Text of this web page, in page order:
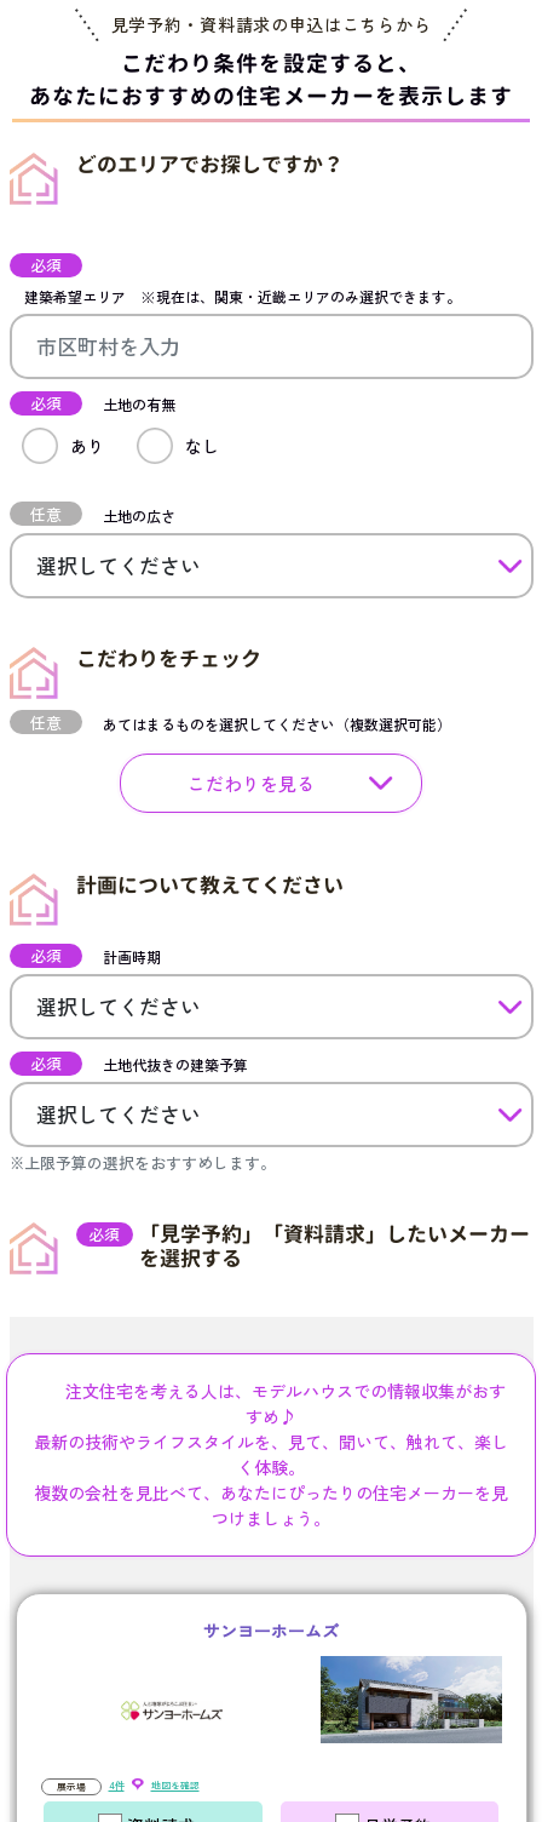
見学予約・資料請求の申込は こちらから
こだわり条件を設定すると、
あなたにおすすめの住宅メーカーを表示します
どのエリアでお探しですか？
必須
建築希望エリア ※現在は、関東・近畿エリアのみ選択できます。
必須 土地の有無
あり なし
任意 土地の広さ
こだわりをチェック
任意 あてはまるものを選択してください（複数選択可能）
こだわりを見る
計画について教えてください
必須 計画時期
必須 土地代抜きの建築予算
※上限予算の選択をおすすめします。
必須
「見学予約」「資料請求」したいメーカー
を選択する
注文住宅を考える人は、モデルハウスでの情報収集がおす
すめ♪
最新の技術やライフスタイルを、見て、聞いて、触れて、楽し
く体験。
複数の会社を見比べて、あなたにぴったりの住宅メーカーを見
つけましょう。
サンヨーホームズ
展示場 4件 地図を確認